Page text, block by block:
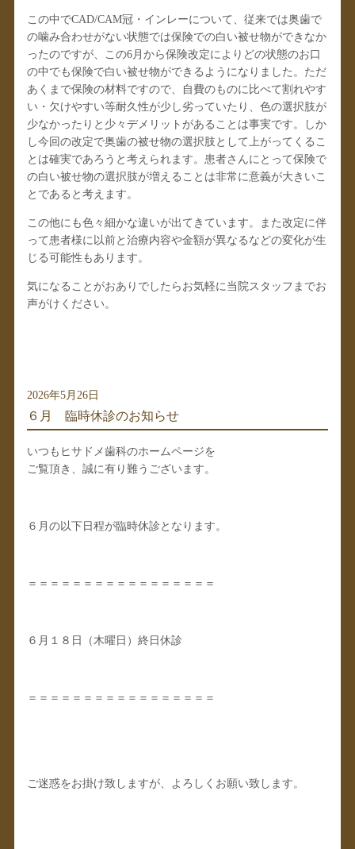
この中でCAD/CAM冠・インレーについて、従来では奥歯で
の噛み合わせがない状態では保険での白い被せ物ができなか
ったのですが、この6月から保険改定によりどの状態のお口
の中でも保険で白い被せ物ができるようになりました。ただ
あくまで保険の材料ですので、自費のものに比べて割れやす
い・欠けやすい等耐久性が少し劣っていたり、色の選択肢が
少なかったりと少々デメリットがあることは事実です。しか
し今回の改定で奥歯の被せ物の選択肢として上がってくるこ
とは確実であろうと考えられます。患者さんにとって保険で
の白い被せ物の選択肢が増えることは非常に意義が大きいこ
とであると考えます。
この他にも色々細かな違いが出てきています。また改定に伴
って患者様に以前と治療内容や金額が異なるなどの変化が生
じる可能性もあります。
気になることがおありでしたらお気軽に当院スタッフまでお
声がけください。
2026年5月26日
６月 臨時休診のお知らせ
いつもヒサドメ歯科のホームページを
ご覧頂き、誠に有り難うございます。
６月の以下日程が臨時休診となります。
＝＝＝＝＝＝＝＝＝＝＝＝＝＝＝＝＝
６月１８日（木曜日）終日休診
＝＝＝＝＝＝＝＝＝＝＝＝＝＝＝＝＝
ご迷惑をお掛け致しますが、よろしくお願い致します。